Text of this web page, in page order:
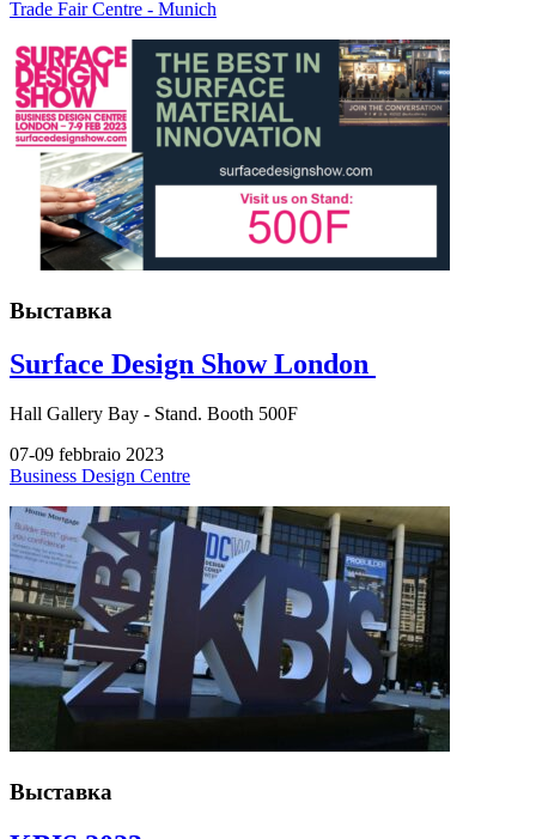
Trade Fair Centre - Munich
Выставка
Surface Design Show London
Hall Gallery Bay - Stand. Booth 500F
07-09 febbraio 2023
Business Design Centre
Выставка